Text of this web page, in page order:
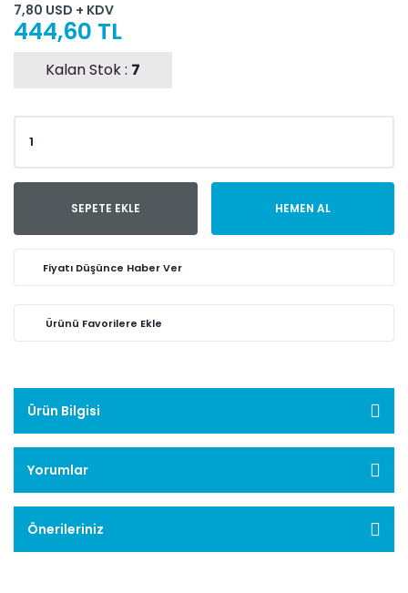
7,80 USD + KDV
444,60 TL
Kalan Stok : 7
SEPETE EKLE HEMEN AL
Fiyatı Düşünce Haber Ver
Ürün Bilgisi
Yorumlar
Önerileriniz